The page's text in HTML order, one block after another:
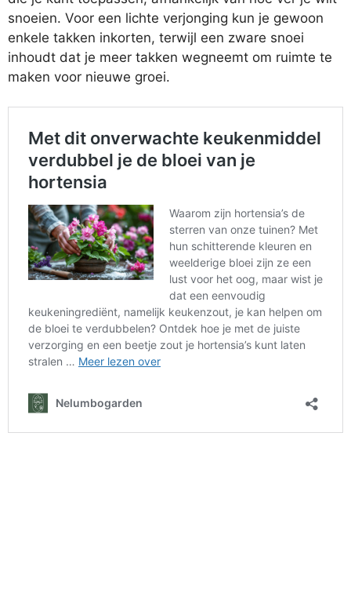
snoeien. Voor een lichte verjonging kun je gewoon
enkele takken inkorten, terwijl een zware snoei
inhoudt dat je meer takken wegneemt om ruimte te
maken voor nieuwe groei.